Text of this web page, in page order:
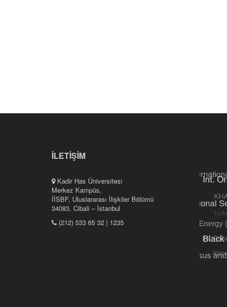
İLETİŞİM
Kadir Has Üniversitesi
Merkez Kampüs,
İİSBF, Uluslararası İlişkiler Bölümü
34083, Cibali – İstanbul
(212) 533 65 32 | 1235